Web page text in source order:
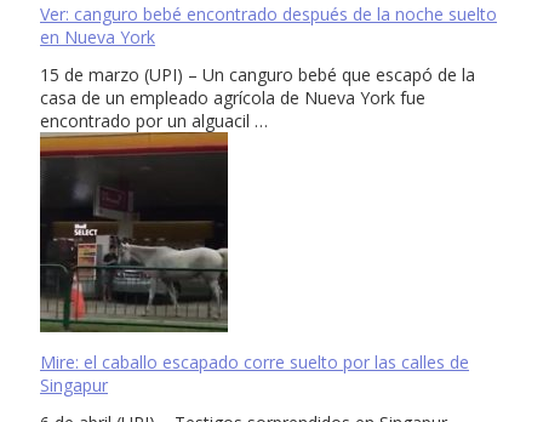
Ver: canguro bebé encontrado después de la noche suelto
en Nueva York
15 de marzo (UPI) – Un canguro bebé que escapó de la
casa de un empleado agrícola de Nueva York fue
encontrado por un alguacil …
Mire: el caballo escapado corre suelto por las calles de
Singapur